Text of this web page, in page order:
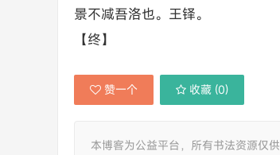
景不减吾洛也。王铎。
【终】
赞一个 收藏 (0)
本博客为公益平台，所有书法资源仅